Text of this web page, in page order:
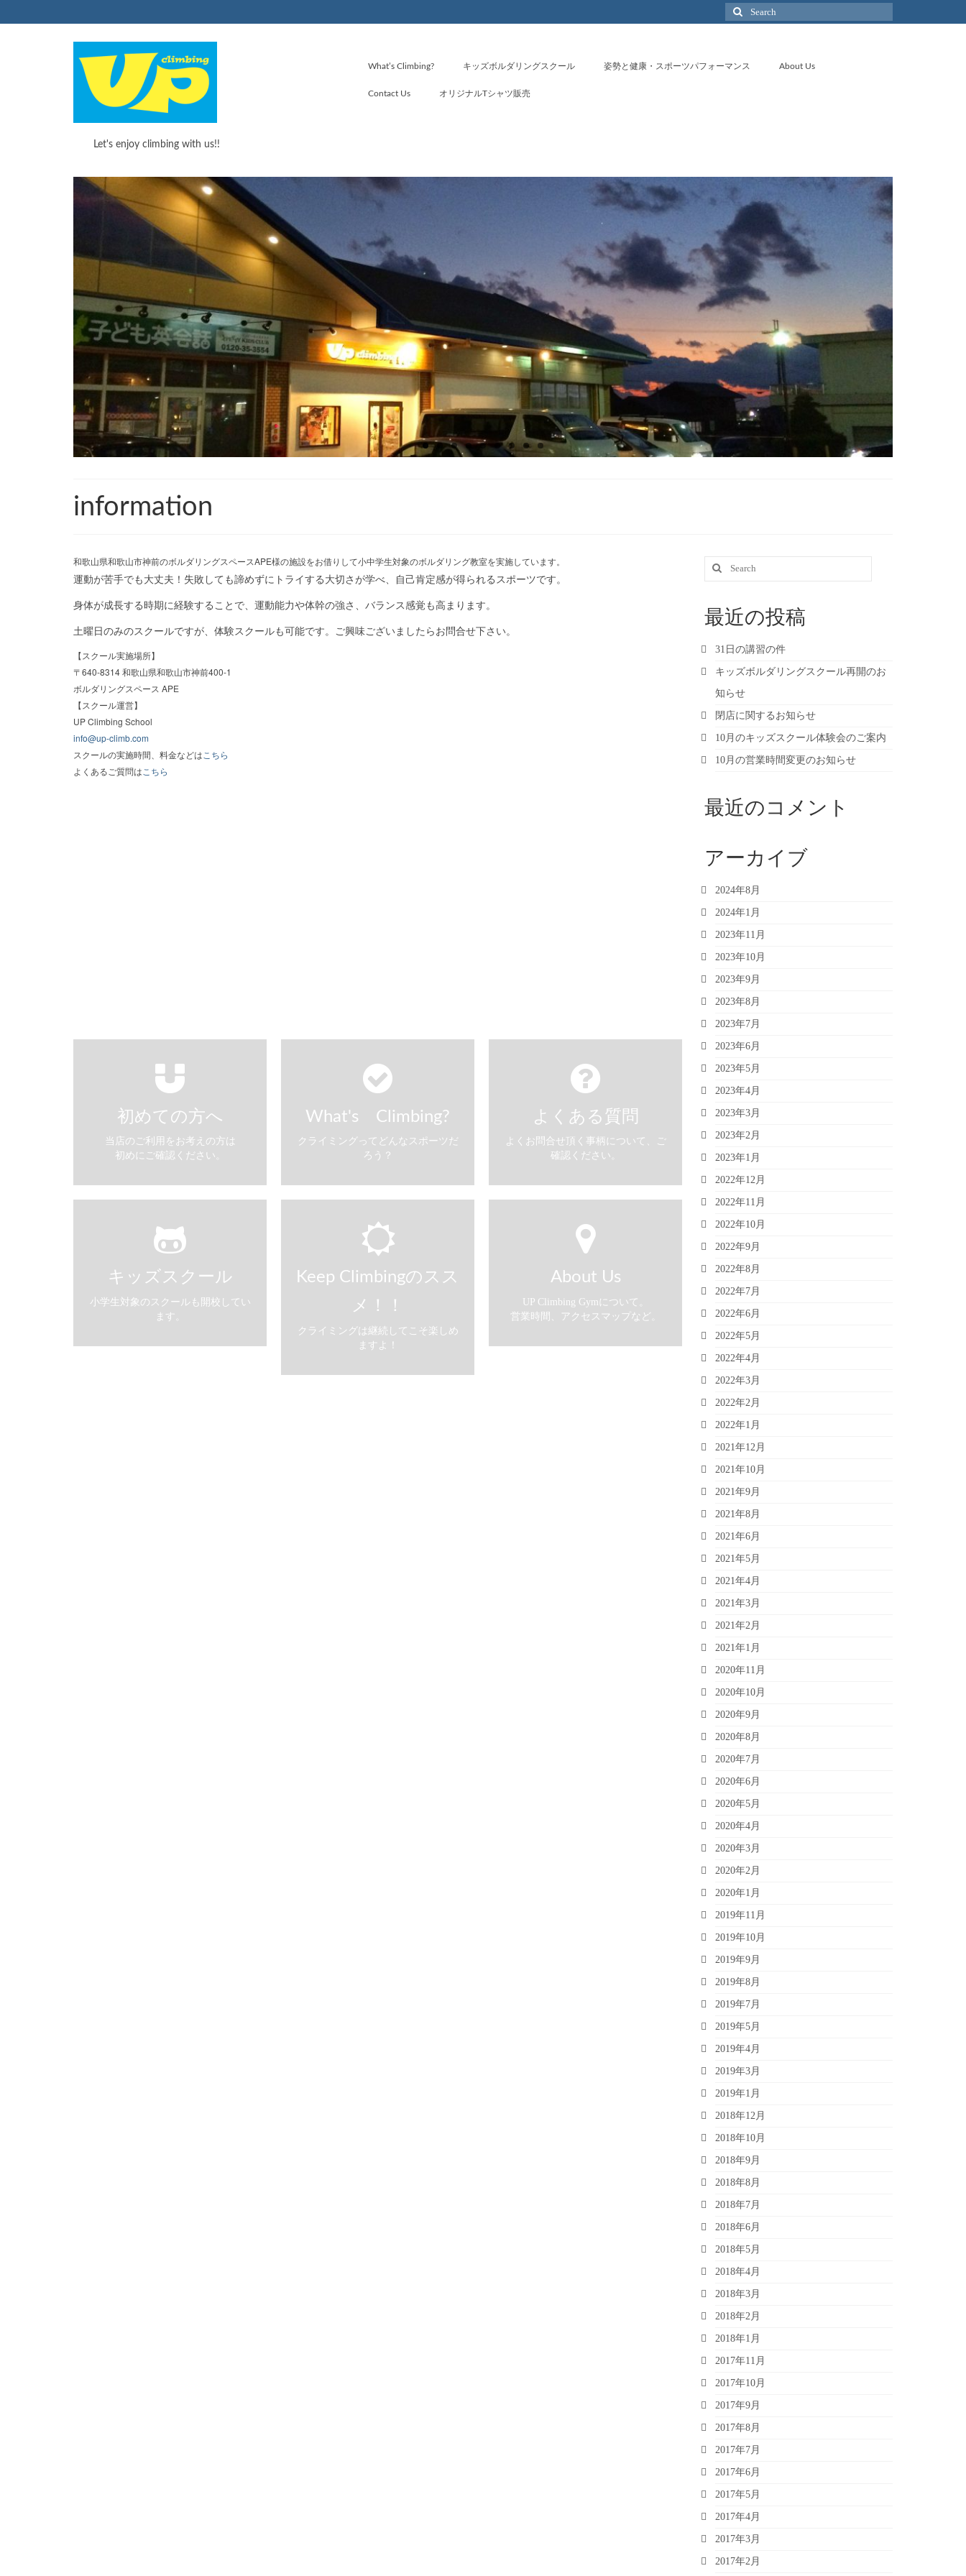
Search
for:
Let's enjoy climbing with us!!
What’s Climbing? キッズボルダリングスクール 姿勢と健康・スポーツパフォーマンス About Us
Contact Us オリジナルTシャツ販売
information
和歌山県和歌山市神前のボルダリングスペースAPE様の施設をお借りして小中学生対象のボルダリング教室を実施しています。
運動が苦手でも大丈夫！失敗しても諦めずにトライする大切さが学べ、自己肯定感が得られるスポーツです。
身体が成長する時期に経験することで、運動能力や体幹の強さ、バランス感覚も高まります。
土曜日のみのスクールですが、体験スクールも可能です。ご興味ございましたらお問合せ下さい。
【スクール実施場所】
〒640-8314 和歌山県和歌山市神前400-1
ボルダリングスペース APE
【スクール運営】
UP Climbing School
info@up-climb.com
スクールの実施時間、料金などは こちら
よくあるご質問は こちら
初めての方へ
当店のご利用をお考えの方は
初めにご確認ください。
What's Climbing?
クライミングってどんなスポーツだ
ろう？
よくある質問
よくお問合せ頂く事柄について、ご
確認ください。
キッズスクール
小学生対象のスクールも開校してい
ます。
Keep Climbingのスス
メ！！
クライミングは継続してこそ楽しめ
ますよ！
About Us
UP Climbing Gymについて。
営業時間、アクセスマップなど。
Search
最近の投稿
31日の講習の件
キッズボルダリングスクール再開のお
知らせ
閉店に関するお知らせ
10月のキッズスクール体験会のご案内
10月の営業時間変更のお知らせ
最近のコメント
アーカイブ
2024年8月
2024年1月
2023年11月
2023年10月
2023年9月
2023年8月
2023年7月
2023年6月
2023年5月
2023年4月
2023年3月
2023年2月
2023年1月
2022年12月
2022年11月
2022年10月
2022年9月
2022年8月
2022年7月
2022年6月
2022年5月
2022年4月
2022年3月
2022年2月
2022年1月
2021年12月
2021年10月
2021年9月
2021年8月
2021年6月
2021年5月
2021年4月
2021年3月
2021年2月
2021年1月
2020年11月
2020年10月
2020年9月
2020年8月
2020年7月
2020年6月
2020年5月
2020年4月
2020年3月
2020年2月
2020年1月
2019年11月
2019年10月
2019年9月
2019年8月
2019年7月
2019年5月
2019年4月
2019年3月
2019年1月
2018年12月
2018年10月
2018年9月
2018年8月
2018年7月
2018年6月
2018年5月
2018年4月
2018年3月
2018年2月
2018年1月
2017年11月
2017年10月
2017年9月
2017年8月
2017年7月
2017年6月
2017年5月
2017年4月
2017年3月
2017年2月